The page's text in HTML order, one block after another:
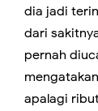
dia jadi
dari
pernah
apalagi